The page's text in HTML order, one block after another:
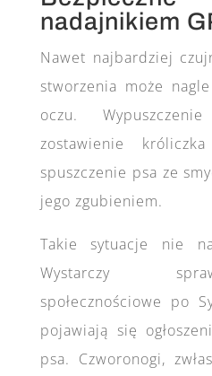
nadajnikiem
Nawet najbardziej
stworzenia może
oczu.
zostawienie
spuszczenie psa ze
jego zgubieniem.
Takie sytuacje nie
Wystarczy
społecznościowe po
pojawiają się
psa. Czworonogi,